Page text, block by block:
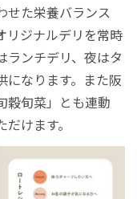
せた栄養バランス
リジナルデリを常時
ランチデリ、夜はタ
になります。また阪
穀旬菜」とも連動
けます。